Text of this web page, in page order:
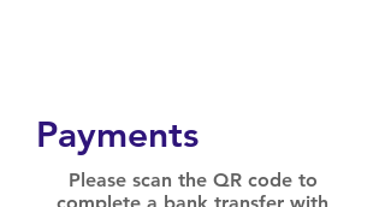
Payments
Please scan the QR code to